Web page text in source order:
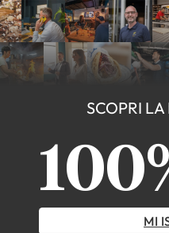
SCOPRI
MI